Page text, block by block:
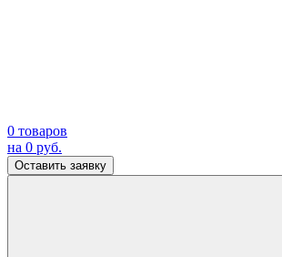
0 товаров
на 0 руб.
Оставить заявку